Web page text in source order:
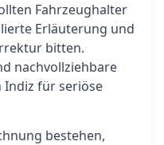
Fahrzeughalter
Erläuterung und
bitten.
nachvollziehbare
Indiz für seriöse
bestehen,